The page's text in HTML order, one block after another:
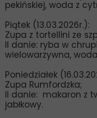
pekińskiej, woda z
Piątek (13.03.2026r.):
Zupa z tortellini ze
II danie: ryba w
wielowarzywna,
Poniedziałek
Zupa Rumfordzka;
II danie: makaron z
jabłkowy.